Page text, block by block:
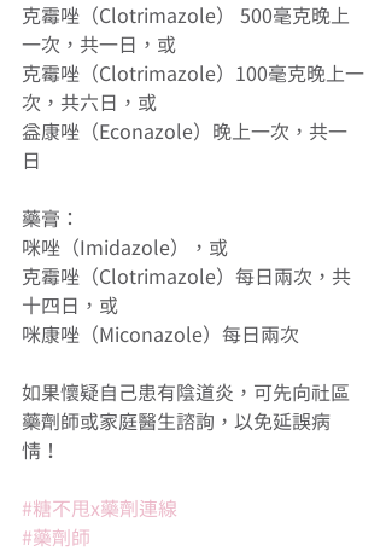
克霉唑（Clotrimazole） 500毫克晚上
一次，共一日，或
克霉唑（Clotrimazole）100毫克晚上一
次，共六日，或
益康唑（Econazole）晚上一次，共一
日
藥膏：
咪唑（Imidazole），或
克霉唑（Clotrimazole）每日兩次，共
十四日，或
咪康唑（Miconazole）每日兩次
如果懷疑自己患有陰道炎，可先向社區
藥劑師或家庭醫生諮詢，以免延誤病
情！
#糖不甩x藥劑連線
#藥劑師